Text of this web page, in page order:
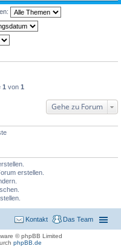
1 von 1
Gehe zu Forum
erstellen.
Das Team
Kontakt
© phpBB Limited
phpBB.de